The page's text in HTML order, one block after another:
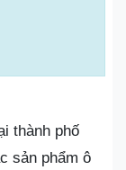
thành phố
sản phẩm ô